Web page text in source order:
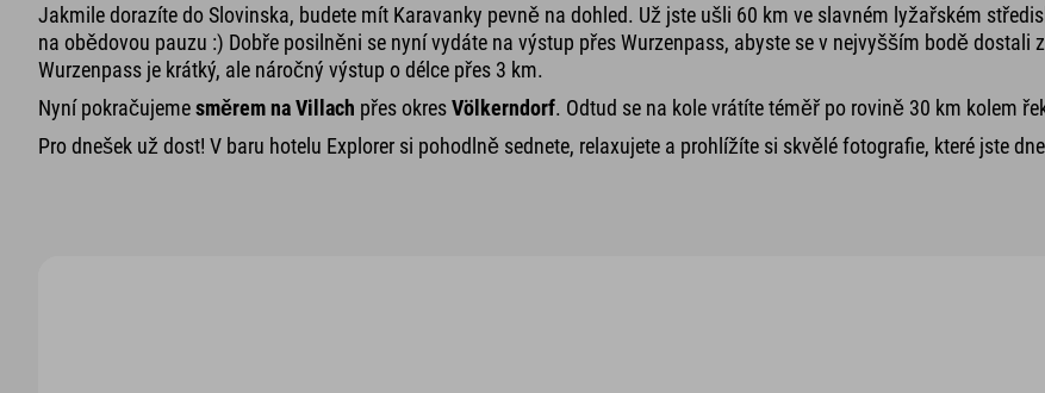
Jakmile dorazíte do Slovinska, budete mít Karavanky pevně na dohled. Už jste ušli 60 km ve slavném lyžařském
na obědovou pauzu :) Dobře posilněni se nyní vydáte na výstup přes Wurzenpass, abyste se v nejvyšším bodě
Wurzenpass je krátký, ale náročný výstup o délce přes 3 km.
Nyní pokračujemesměrem na Villach přes okresVölkerndorf. Odtud se na kole vrátíte téměř po rovině 30 km kolem
Pro dnešek už dost! V baru hotelu Explorer si pohodlně sednete, relaxujete a prohlížíte si skvělé fotografie, které jste